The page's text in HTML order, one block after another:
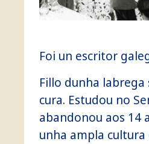
Foi un escritor
Fillo dunha
cura. Estudou no
abandonou aos 14
unha ampla cultura